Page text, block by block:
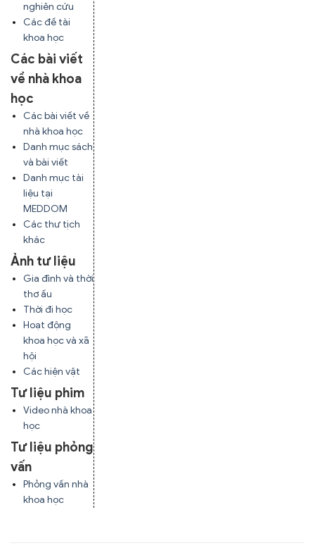
nghiên cứu
Các đề tài
khoa học
Các bài viết
về nhà khoa
học
Các bài viết về
nhà khoa học
Danh mục sách
và bài viết
Danh mục tài
liệu tại
MEDDOM
Các thư tịch
khác
Ảnh tư liệu
Gia đình và thời
thơ ấu
Thời đi học
Hoạt động
khoa học và xã
hội
Các hiện vật
Tư liệu phim
Video nhà khoa
học
Tư liệu phỏng
vấn
Phỏng vấn nhà
khoa học